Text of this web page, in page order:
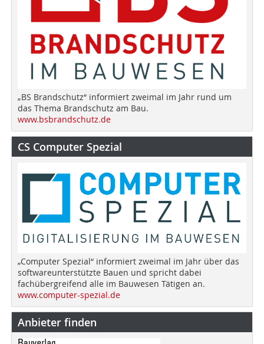
„BS Brandschutz“ informiert zweimal im Jahr rund um
das Thema Brandschutz am Bau.
www.bsbrandschutz.de
CS Computer Spezial
„Computer Spezial“ informiert zweimal im Jahr über das
softwareunterstützte Bauen und spricht dabei
fachübergreifend alle im Bauwesen Tätigen an.
www.computer-spezial.de
Anbieter finden